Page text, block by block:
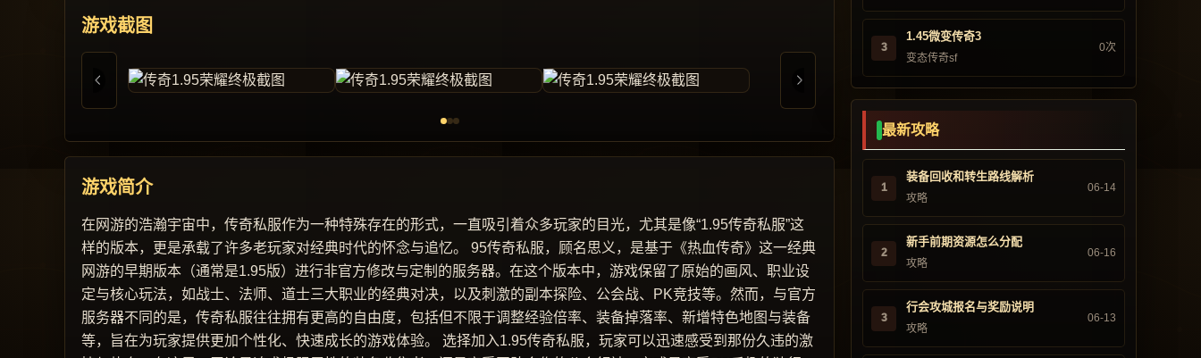
游戏截图
游戏简介
在网游的浩瀚宇宙中，传奇私服作为一种特殊存在的形式，一直吸引着众多玩家的目光，尤其是像“1.95传奇私服”这
样的版本，更是承载了许多老玩家对经典时代的怀念与追忆。 95传奇私服，顾名思义，是基于《热血传奇》这一经典
网游的早期版本（通常是1.95版）进行非官方修改与定制的服务器。在这个版本中，游戏保留了原始的画风、职业设
定与核心玩法，如战士、法师、道士三大职业的经典对决，以及刺激的副本探险、公会战、PK竞技等。然而，与官方
服务器不同的是，传奇私服往往拥有更高的自由度，包括但不限于调整经验倍率、装备掉落率、新增特色地图与装备
等，旨在为玩家提供更加个性化、快速成长的游戏体验。 选择加入1.95传奇私服，玩家可以迅速感受到那份久违的激
3
1.45微变传奇3
变态传奇sf
0次
最新攻略
1
装备回收和转生路线解析
攻略
06-14
2
新手前期资源怎么分配
攻略
06-16
3
行会攻城报名与奖励说明
攻略
06-13